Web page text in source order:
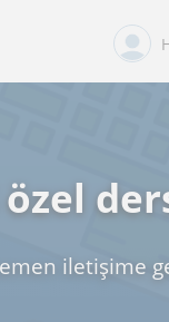
iletişime